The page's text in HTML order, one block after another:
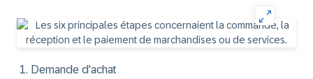
Demande d'achat